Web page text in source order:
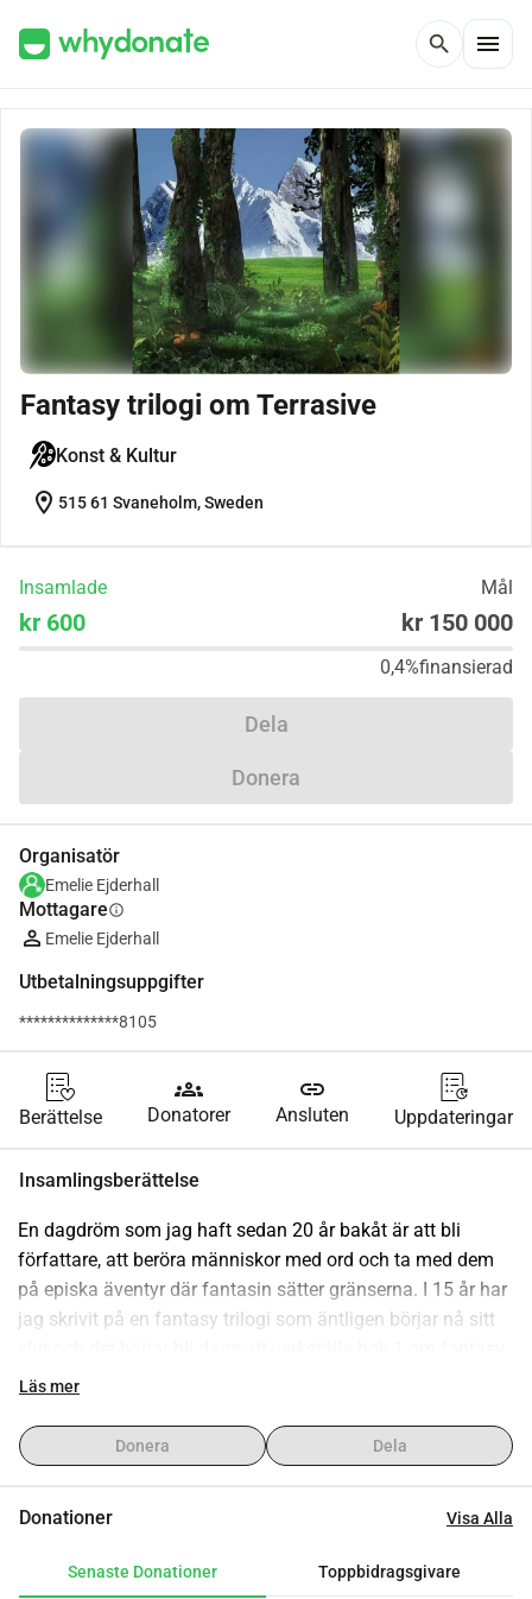
search menu
Fantasy trilogi om Terrasive
Konst & Kultur
location_on 515 61 Svaneholm, Sweden
Insamlade Mål
kr 600 kr 150 000
0,4%finansierad
Dela
Donera
Organisatör
Emelie Ejderhall
Mottagareinfo
Emelie Ejderhall
Utbetalningsuppgifter
**************8105
Berättelse
groups
Donatorer
link
Ansluten Uppdateringar
Insamlingsberättelse
En dagdröm som jag haft sedan 20 år bakåt är att bli
författare, att beröra människor med ord och ta med dem
på episka äventyr där fantasin sätter gränserna. I 15 år har
jag skrivit på en fantasy trilogi som äntligen börjar nå sitt
världen Terrasive, full av magi, drakar och oförglömliga
För att kunna genomföra denna dröm, komplett med unik
karta och en ny värld behöver jag hjälp med finansiering för
publicering och själva produktion av en bok.
Hoppas innerligt på att du vill följa med och bidra till denna
Läs mer
Donera Dela
Donationer Visa Alla
Senaste Donationer Toppbidragsgivare